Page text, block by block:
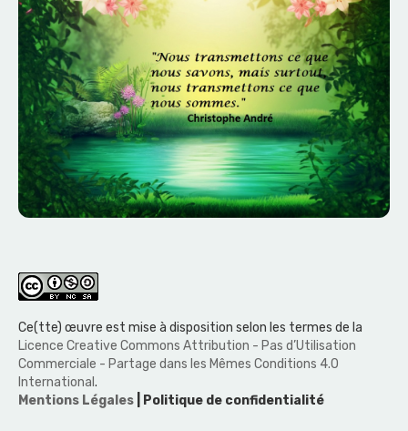
Ce(tte) œuvre est mise à disposition selon les termes de la
Licence Creative Commons Attribution - Pas d’Utilisation
Commerciale - Partage dans les Mêmes Conditions 4.0
International .
Mentions Légales
| Politique de confidentialité